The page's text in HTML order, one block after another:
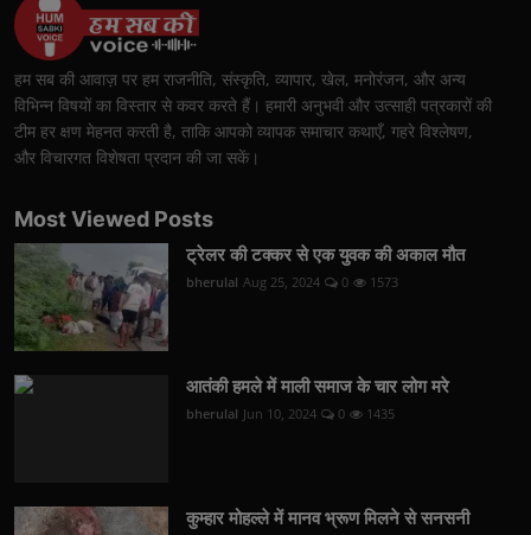
हम सब की आवाज़ पर हम राजनीति, संस्कृति, व्यापार, खेल, मनोरंजन, और अन्य
विभिन्न विषयों का विस्तार से कवर करते हैं। हमारी अनुभवी और उत्साही पत्रकारों की
टीम हर क्षण मेहनत करती है, ताकि आपको व्यापक समाचार कथाएँ, गहरे विश्लेषण,
और विचारगत विशेषता प्रदान की जा सकें।
Most Viewed Posts
ट्रेलर की टक्कर से एक युवक की अकाल मौत
bherulal Aug 25, 2024 0 1573
आतंकी हमले में माली समाज के चार लोग मरे
bherulal Jun 10, 2024 0 1435
कुम्हार मोहल्ले में मानव भ्रूण मिलने से सनसनी